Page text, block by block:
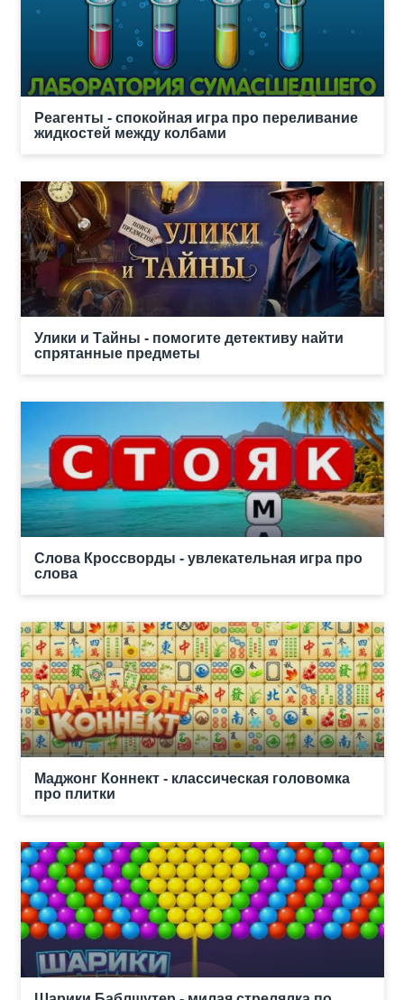
Реагенты - спокойная игра про переливание
жидкостей между колбами
Улики и Тайны - помогите детективу найти
спрятанные предметы
Слова Кроссворды - увлекательная игра про
слова
Маджонг Коннект - классическая головомка
про плитки